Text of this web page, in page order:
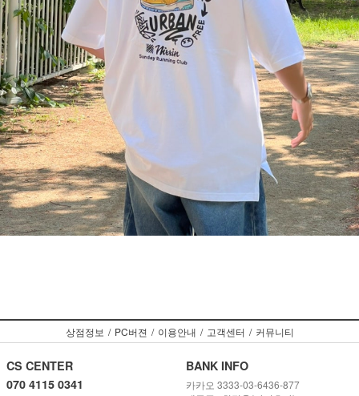
상점정보 / PC버젼 / 이용안내 / 고객센터 / 커뮤니티
CS CENTER
070 4115 0341
BANK INFO
카카오 3333-03-6436-877